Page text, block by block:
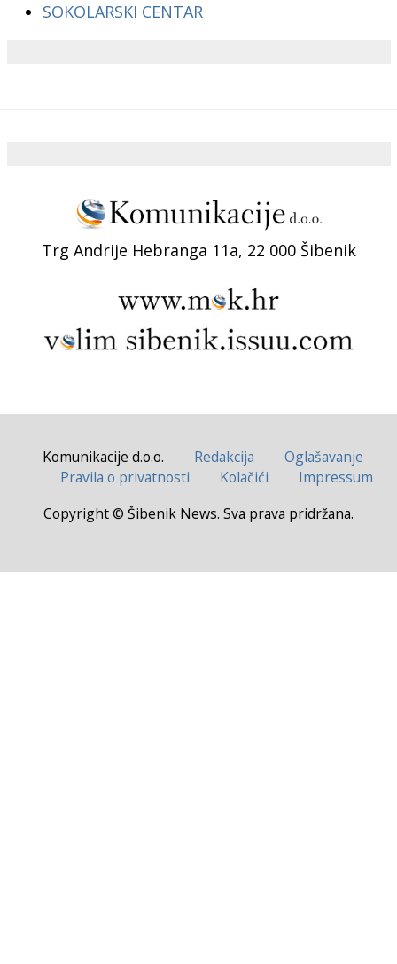
SOKOLARSKI CENTAR
Trg Andrije Hebranga 11a, 22 000 Šibenik
Komunikacije d.o.o. Redakcija
Oglašavanje
Pravila o privatnosti
Kolačići
Impressum
Copyright © Šibenik News. Sva prava pridržana.